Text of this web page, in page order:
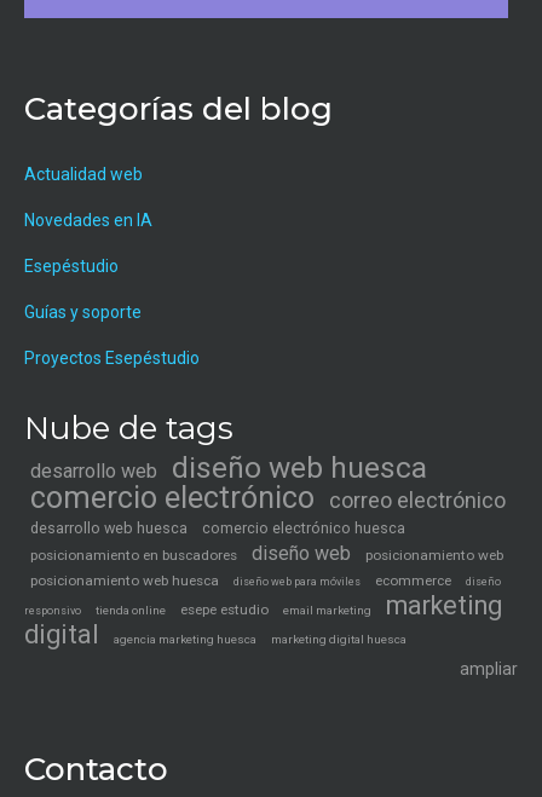
Categorías del blog
Actualidad web
Novedades en IA
Esepéstudio
Guías y soporte
Proyectos Esepéstudio
Nube de tags
desarrollo web
diseño web huesca
comercio electrónico
correo electrónico
desarrollo web huesca comercio electrónico huesca
posicionamiento en buscadores diseño web
posicionamiento web
posicionamiento web huesca
diseño web para móviles ecommerce diseño
responsivo tienda online esepe estudio email marketing
marketing
digital
agencia marketing huesca marketing digital huesca
ampliar
Contacto